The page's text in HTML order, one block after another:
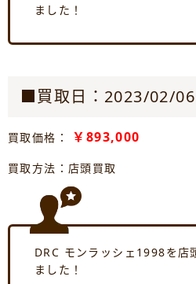
ました！
■買取日：2023/02/06
買取価格： ￥893,000
買取方法：店頭買取
DRC モンラッシェ1998を店
ました！